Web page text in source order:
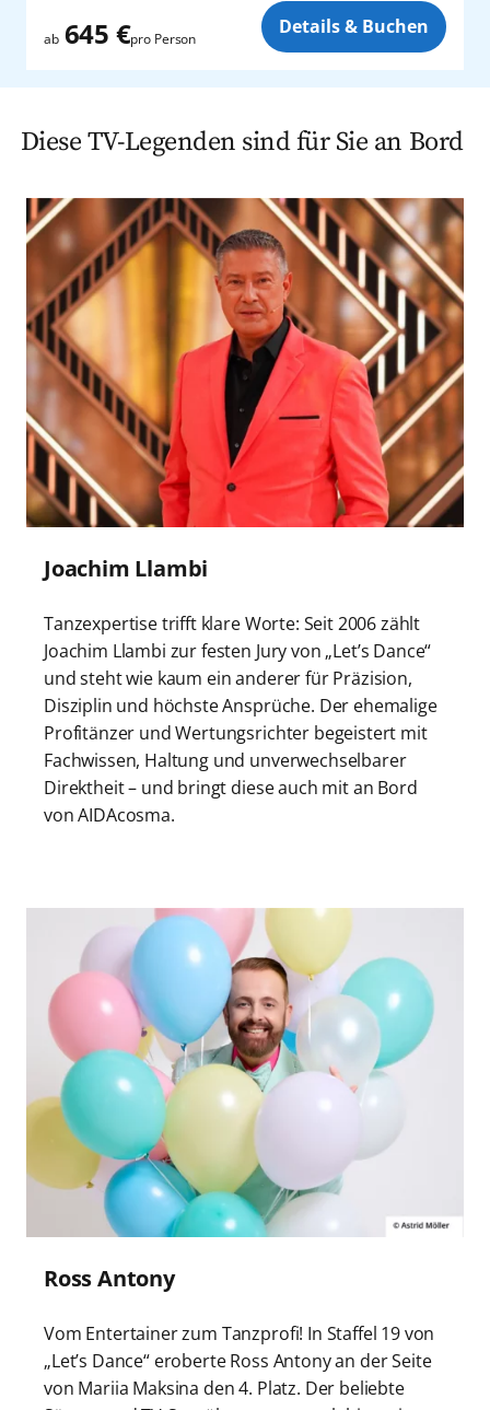
ab 645 €pro Person Details & Buchen
Diese TV-Legenden sind für Sie an Bord
Joachim Llambi
Tanzexpertise trifft klare Worte: Seit 2006 zählt
Joachim Llambi zur festen Jury von „Let’s Dance“
und steht wie kaum ein anderer für Präzision,
Disziplin und höchste Ansprüche. Der ehemalige
Profitänzer und Wertungsrichter begeistert mit
Fachwissen, Haltung und unverwechselbarer
Direktheit – und bringt diese auch mit an Bord
von AIDAcosma.
Ross Antony
Vom Entertainer zum Tanzprofi! In Staffel 19 von
„Let’s Dance“ eroberte Ross Antony an der Seite
von Mariia Maksina den 4. Platz. Der beliebte